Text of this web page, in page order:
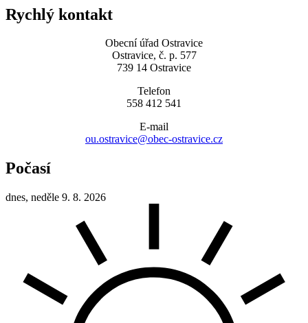
Rychlý kontakt
Obecní úřad Ostravice
Ostravice, č. p. 577
739 14 Ostravice
Telefon
558 412 541
E-mail
ou.ostravice@obec-ostravice.cz
Počasí
dnes, neděle 9. 8. 2026